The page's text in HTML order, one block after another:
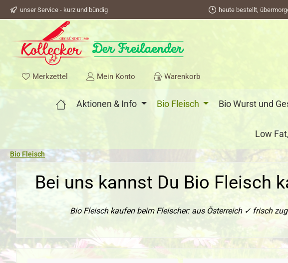
Zur Hauptnavigation springen
unser Service - kurz und bündig heute bestellt,
Merkzettel Du hast 0 Produkte auf dem Merkzettel
Mein Konto Warenkorb
Aktionen & Info Bio Fleisch Bio Wurst und
Low
Bio Fleisch
Bei uns kannst Du Bio Fleisch
Bio Fleisch kaufen beim Fleischer: aus Österreich ✓ frisch